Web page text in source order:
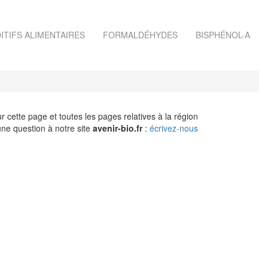
ALIMENTAIRES FORMALDÉHYDES BISPHÉNOL-A
cette page et toutes les pages relatives à la région
question à notre siteavenir-bio.fr: écrivez-nous